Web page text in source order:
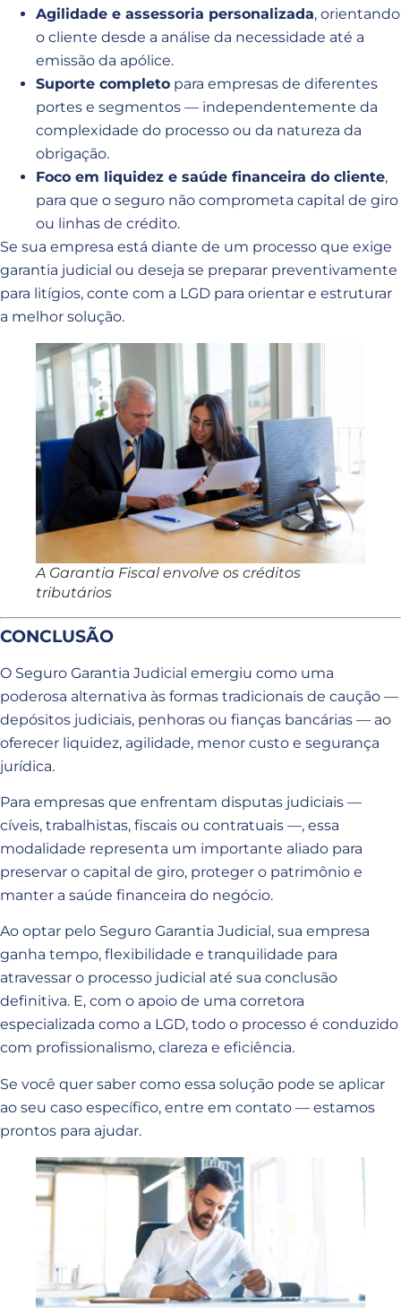
Agilidade e assessoria personalizada, orientando
o cliente desde a análise da necessidade até a
emissão da apólice.
Suporte completo para empresas de diferentes
portes e segmentos — independentemente da
complexidade do processo ou da natureza da
obrigação.
Foco em liquidez e saúde financeira do cliente,
para que o seguro não comprometa capital de giro
ou linhas de crédito.
Se sua empresa está diante de um processo que exige
garantia judicial ou deseja se preparar preventivamente
para litígios, conte com a LGD para orientar e estruturar
a melhor solução.
A Garantia Fiscal envolve os créditos
tributários
CONCLUSÃO
O Seguro Garantia Judicial emergiu como uma
poderosa alternativa às formas tradicionais de caução —
depósitos judiciais, penhoras ou fianças bancárias — ao
oferecer liquidez, agilidade, menor custo e segurança
jurídica.
Para empresas que enfrentam disputas judiciais —
cíveis, trabalhistas, fiscais ou contratuais —, essa
modalidade representa um importante aliado para
preservar o capital de giro, proteger o patrimônio e
manter a saúde financeira do negócio.
Ao optar pelo Seguro Garantia Judicial, sua empresa
ganha tempo, flexibilidade e tranquilidade para
atravessar o processo judicial até sua conclusão
definitiva. E, com o apoio de uma corretora
especializada como a LGD, todo o processo é conduzido
com profissionalismo, clareza e eficiência.
Se você quer saber como essa solução pode se aplicar
ao seu caso específico, entre em contato — estamos
prontos para ajudar.